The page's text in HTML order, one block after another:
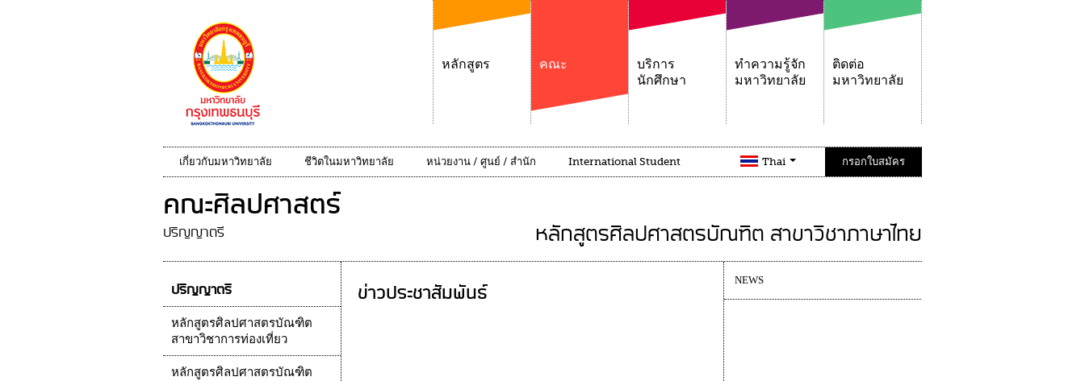
หลักสูตร คณะ
บริการ
นักศึกษา
ทำความรู้จัก
มหาวิทยาลัย
ติดต่อ
มหาวิทยาลัย
เกี่ยวกับมหาวิทยาลัย ชีวิตในมหาวิทยาลัย หน่วยงาน / ศูนย์ / สำนัก International Student Thai กรอกใบสมัคร
คณะศิลปศาสตร์
ปริญญาตรี หลักสูตรศิลปศาสตรบัณฑิต สาขาวิชาภาษาไทย
ข่าวประชาสัมพันธ์ NEWS
ปริญญาตรี
หลักสูตรศิลปศาสตรบัณฑิต
สาขาวิชาการท่องเที่ยว
หลักสูตรศิลปศาสตรบัณฑิต